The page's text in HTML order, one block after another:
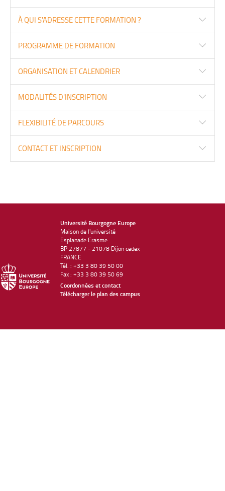
À QUI S'ADRESSE CETTE FORMATION ?
PROGRAMME DE FORMATION
ORGANISATION ET CALENDRIER
MODALITÉS D'INSCRIPTION
FLEXIBILITÉ DE PARCOURS
CONTACT ET INSCRIPTION
Université Bourgogne Europe
Maison de l'université
Esplanade Erasme
BP 27877 - 21078 Dijon cedex
FRANCE
Tél. : +33 3 80 39 50 00
Fax : +33 3 80 39 50 69
Coordonnées et contact
Télécharger le plan des campus